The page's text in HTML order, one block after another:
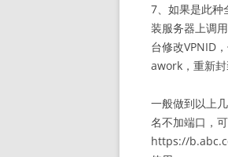
7、如果是此种
装服务器上调
台修改VPNID
awork，重新封
一般做到以上
名不加端口，
https://